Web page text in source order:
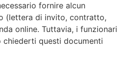
fornire alcun
(lettera di invito, contratto,
online. Tuttavia, i funzionari
questi documenti